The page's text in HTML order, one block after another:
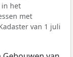
in het
met
van 1 juli